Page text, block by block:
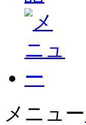
メニュー